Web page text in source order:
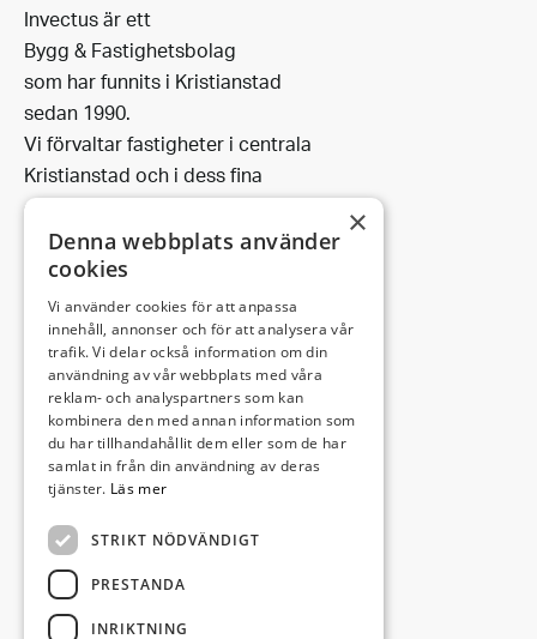
Invectus är ett
Bygg & Fastighetsbolag
som har funnits i Kristianstad
sedan 1990.
Vi förvaltar fastigheter i centrala
Kristianstad och i dess fina
omgivning.
Leveransadress:
Björkhemsvägen 9
291 54 Kristianstad
Besöksadress:
Västra Boulevarden 41
(enligt överenskommelse)
info@invectus.net
×
Denna webbplats använder
cookies
Vi använder cookies för att anpassa
innehåll, annonser och för att analysera vår
trafik. Vi delar också information om din
användning av vår webbplats med våra
reklam- och analyspartners som kan
kombinera den med annan information som
du har tillhandahållit dem eller som de har
samlat in från din användning av deras
tjänster. Läs mer
STRIKT NÖDVÄNDIGT
PRESTANDA
INRIKTNING